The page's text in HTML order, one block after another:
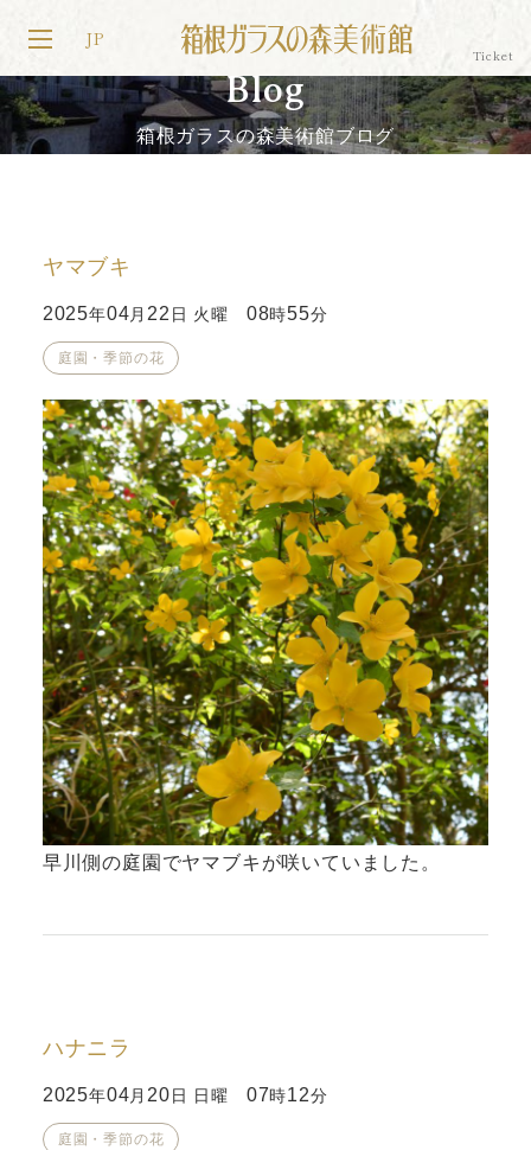
JP
Blog
箱根ガラスの森美術館ブログ
ヤマブキ
2025年04 月 22 日 火曜 08時55分
庭園・季節の花
早川側の庭園でヤマブキが咲いていました。
ハナニラ
2025年04月20 日 日曜 07時12分
庭園・季節の花